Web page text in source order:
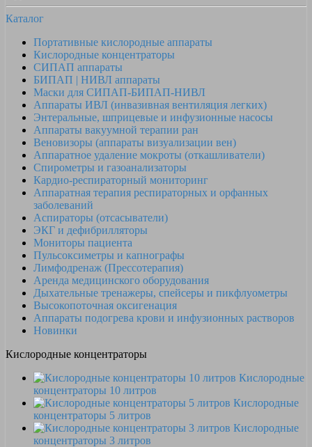
Каталог
Портативные кислородные аппараты
Кислородные концентраторы
СИПАП аппараты
БИПАП | НИВЛ аппараты
Маски для СИПАП-БИПАП-НИВЛ
Аппараты ИВЛ (инвазивная вентиляция легких)
Энтеральные, шприцевые и инфузионные насосы
Аппараты вакуумной терапии ран
Веновизоры (аппараты визуализации вен)
Аппаратное удаление мокроты (откашливатели)
Спирометры и газоанализаторы
Кардио-респираторный мониторинг
Аппаратная терапия респираторных и орфанных
заболеваний
Аспираторы (отсасыватели)
ЭКГ и дефибрилляторы
Мониторы пациента
Пульсоксиметры и капнографы
Лимфодренаж (Прессотерапия)
Аренда медицинского оборудования
Дыхательные тренажеры, спейсеры и пикфлуометры
Высокопоточная оксигенация
Аппараты подогрева крови и инфузионных растворов
Новинки
Кислородные концентраторы
Кислородные
концентраторы 10 литров
Кислородные
концентраторы 5 литров
Кислородные
концентраторы 3 литров